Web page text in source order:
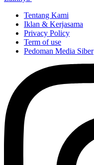
Tentang Kami
Iklan & Kerjasama
Privacy Policy
Term of use
Pedoman Media Siber